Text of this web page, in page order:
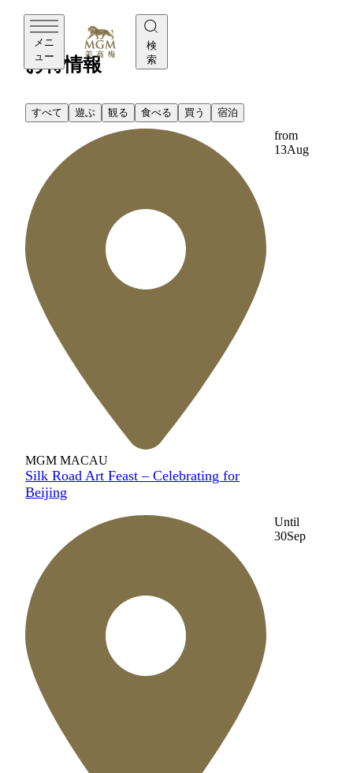
メニ
ュー
検
索
MGM
お得情報
すべて 遊ぶ 観る 食べる 買う 宿泊
MGM MACAU
Silk Road Art Feast – Celebrating for
Beijing
from
13Aug
Until
30Sep